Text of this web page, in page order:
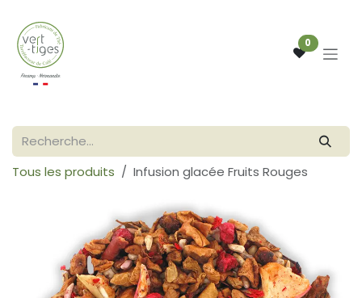
0
Tous les produits Infusion glacée Fruits Rouges